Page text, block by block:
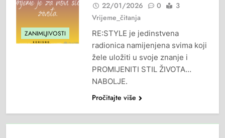
ZANIMLJIVOSTI
22/01/2026 0
3
Vrijeme_čitanja
RE:STYLE je jedinstvena
radionica namijenjena svima koji
žele uložiti u svoje znanje i
PROMIJENITI STIL ŽIVOTA…
NABOLJE.
Pročitajte više